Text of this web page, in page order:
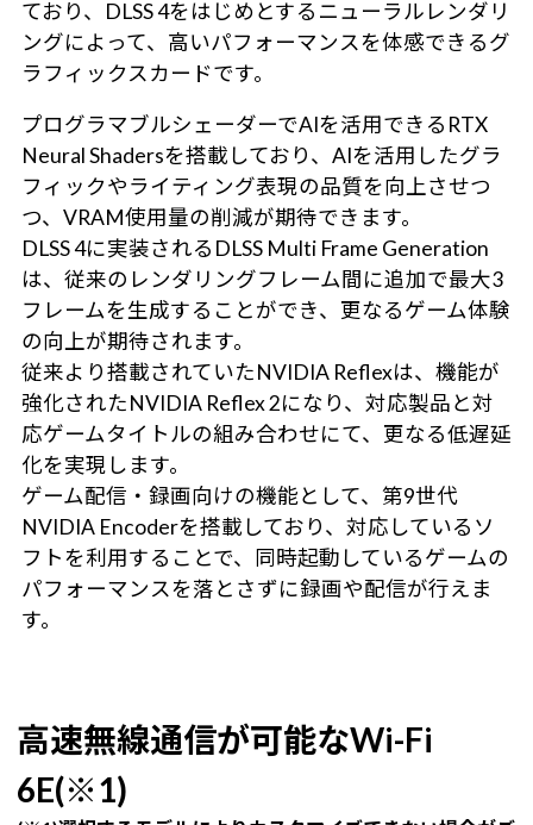
ており、DLSS 4をはじめとするニューラルレンダリ
ングによって、高いパフォーマンスを体感できるグ
ラフィックスカードです。
プログラマブルシェーダーでAIを活用できるRTX
Neural Shadersを搭載しており、AIを活用したグラ
フィックやライティング表現の品質を向上させつ
つ、VRAM使用量の削減が期待できます。
DLSS 4に実装されるDLSS Multi Frame Generation
は、従来のレンダリングフレーム間に追加で最大3
フレームを生成することができ、更なるゲーム体験
の向上が期待されます。
従来より搭載されていたNVIDIA Reflexは、機能が
強化されたNVIDIA Reflex 2になり、対応製品と対
応ゲームタイトルの組み合わせにて、更なる低遅延
化を実現します。
ゲーム配信・録画向けの機能として、第9世代
NVIDIA Encoderを搭載しており、対応しているソ
フトを利用することで、同時起動しているゲームの
パフォーマンスを落とさずに録画や配信が行えま
す。
高速無線通信が可能なWi-Fi
6E(※1)